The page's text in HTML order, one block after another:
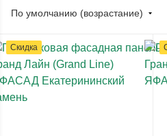
По умолчанию (возрастание)
Скидка